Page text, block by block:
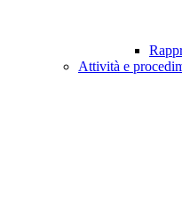
Attività e